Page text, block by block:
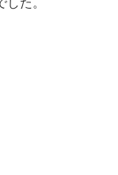
た。